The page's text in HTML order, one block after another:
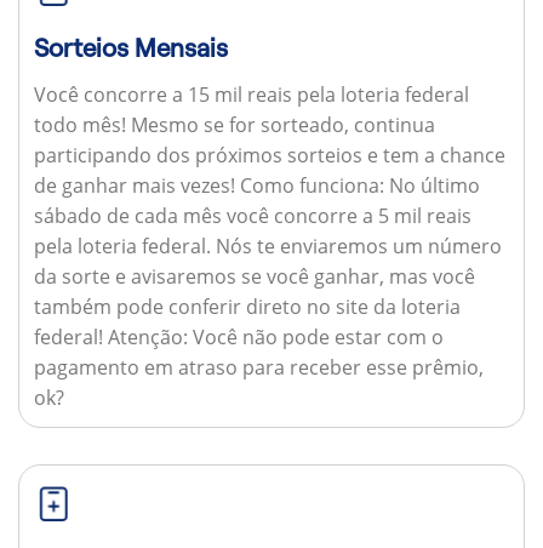
Sorteios Mensais
Você concorre a 15 mil reais pela loteria federal
todo mês! Mesmo se for sorteado, continua
participando dos próximos sorteios e tem a chance
de ganhar mais vezes! Como funciona: No último
sábado de cada mês você concorre a 5 mil reais
pela loteria federal. Nós te enviaremos um número
da sorte e avisaremos se você ganhar, mas você
também pode conferir direto no site da loteria
federal! Atenção: Você não pode estar com o
pagamento em atraso para receber esse prêmio,
ok?